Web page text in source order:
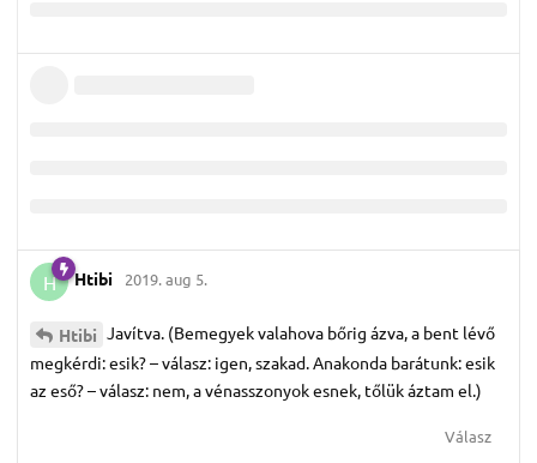
H Htibi 2019. aug 5.
Htibi Javítva. (Bemegyek valahova bőrig ázva, a bent lévő
megkérdi: esik? – válasz: igen, szakad. Anakonda barátunk: esik
az eső? – válasz: nem, a vénasszonyok esnek, tőlük áztam el.)
Válasz